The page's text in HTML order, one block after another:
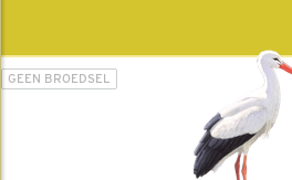
GEEN BROEDSEL